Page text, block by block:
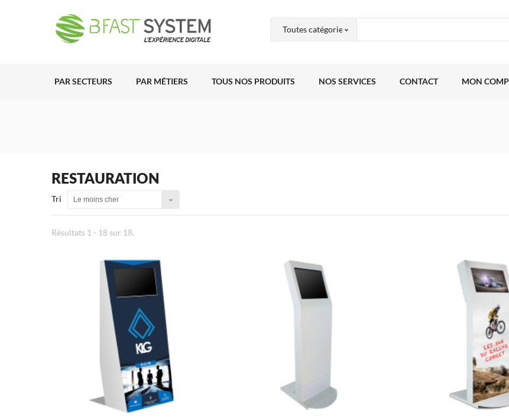
PAR SECTEURS PAR MÉTIERS TOUS NOS PRODUITS NOS SERVICES CONTACT MON
RESTAURATION
Tri Le moins cher
Résultats 1 - 18 sur 18.